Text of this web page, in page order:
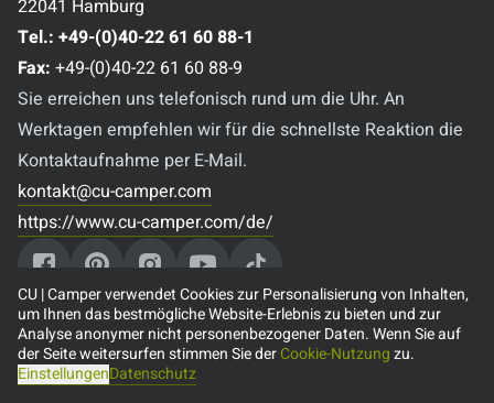
22041 Hamburg
Tel.: +49-(0)40-22 61 60 88-1
Fax: +49-(0)40-22 61 60 88-9
Sie erreichen uns telefonisch rund um die Uhr. An
Werktagen empfehlen wir für die schnellste Reaktion die
Kontaktaufnahme per E-Mail.
kontakt@cu-camper.com
https://www.cu-camper.com/de/
Beliebte Reiseziele
🇨🇦 Camper mieten in Kanada
CU | Camper verwendet Cookies zur Personalisierung von Inhalten,
um Ihnen das bestmögliche Website-Erlebnis zu bieten und zur
Analyse anonymer nicht personenbezogener Daten. Wenn Sie auf
der Seite weitersurfen stimmen Sie derCookie-Nutzungzu.
EinstellungenDatenschutz